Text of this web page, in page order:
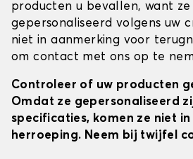
producten u bevallen, want ze
gepersonaliseerd volgens uw
niet in aanmerking voor
om contact met ons op te
Controleer of uw producten
Omdat ze gepersonaliseerd
specificaties, komen ze niet
herroeping. Neem bij twijfel